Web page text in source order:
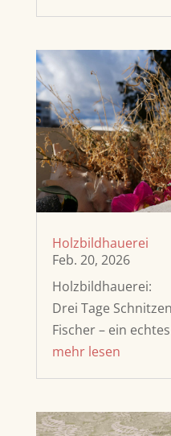
Holzbildhauerei
Feb. 20, 2026
Holzbildhauerei:
Drei Tage
Fischer – ein
mehr lesen